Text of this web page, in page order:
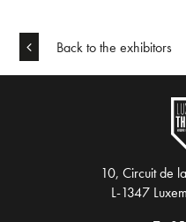
Back to the exhibitors
10, Circuit de
L-1347